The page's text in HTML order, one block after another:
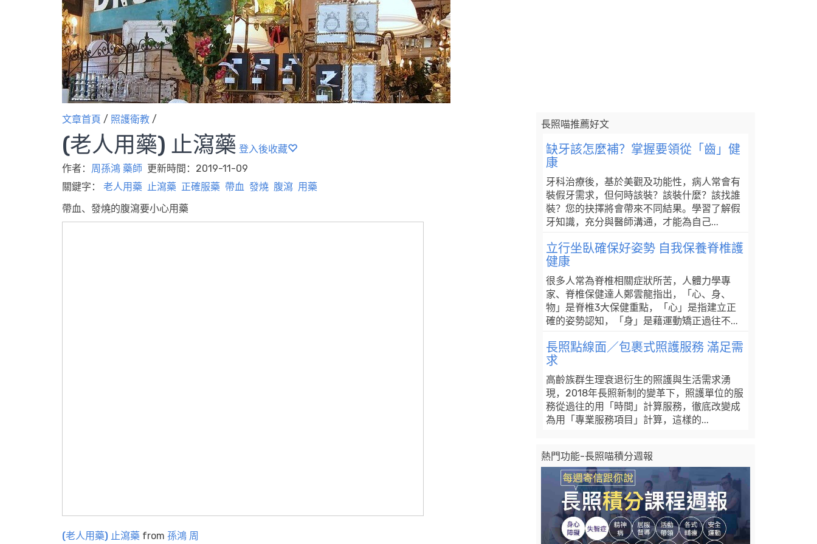
文章首頁 / 照護衛教 /
(老人用藥) 止瀉藥 登入後收藏
作者： 周孫鴻 藥師 更新時間：2019-11-09
關鍵字： 老人用藥 止瀉藥 正確服藥 帶血 發燒 腹瀉 用藥
帶血、發燒的腹瀉要小心用藥
(老人用藥) 止瀉藥 from 孫鴻 周
長照喵推薦好文
缺牙該怎麼補？掌握要領從「齒」健
康
牙科治療後，基於美觀及功能性，病人常會有
裝假牙需求，但何時該裝？該裝什麼？該找誰
裝？您的抉擇將會帶來不同結果。學習了解假
牙知識，充分與醫師溝通，才能為自己...
立行坐臥確保好姿勢 自我保養脊椎護
健康
很多人常為脊椎相關症狀所苦，人體力學專
家、脊椎保健達人鄭雲龍指出，「心、身、
物」是脊椎3大保健重點，「心」是指建立正
確的姿勢認知，「身」是藉運動矯正過往不...
長照點線面／包裹式照護服務 滿足需
求
高齡族群生理衰退衍生的照護與生活需求湧
現，2018年長照新制的變革下，照護單位的服
務從過往的用「時間」計算服務，徹底改變成
為用「專業服務項目」計算，這樣的...
熱門功能-長照喵積分週報